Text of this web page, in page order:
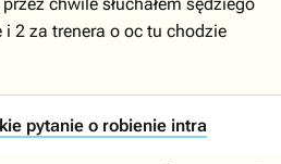
i 2 za trenera o oc tu chodzie
pytanie o robienie intra